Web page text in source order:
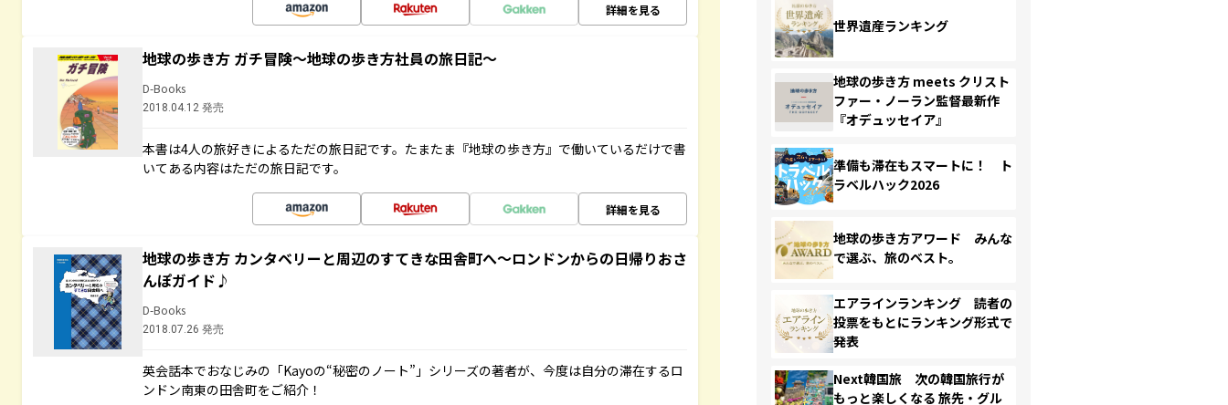
詳細を見る
地球の歩き方 ガチ冒険～地球の歩き方社員の旅日記～
D-Books
2018.04.12 発売
本書は4人の旅好きによるただの旅日記です。たまたま『地球の歩き方』で働いているだけで書
いてある内容はただの旅日記です。
詳細を見る
地球の歩き方 カンタベリーと周辺のすてきな田舎町へ～ロンドンからの日帰りおさ
んぽガイド♪
D-Books
2018.07.26 発売
英会話本でおなじみの「Kayoの“秘密のノート”」シリーズの著者が、今度は自分の滞在するロ
ンドン南東の田舎町をご紹介！
世界遺産ランキング
地球の歩き方 meets クリスト
ファー・ノーラン監督最新作
『オデュッセイア』
準備も滞在もスマートに！ ト
ラベルハック2026
地球の歩き方アワード みんな
で選ぶ、旅のベスト。
エアラインランキング 読者の
投票をもとにランキング形式で
発表
Next韓国旅 次の韓国旅行が
もっと楽しくなる 旅先・グル